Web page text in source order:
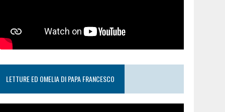
LETTURE ED OMELIA DI PAPA FRANCESCO